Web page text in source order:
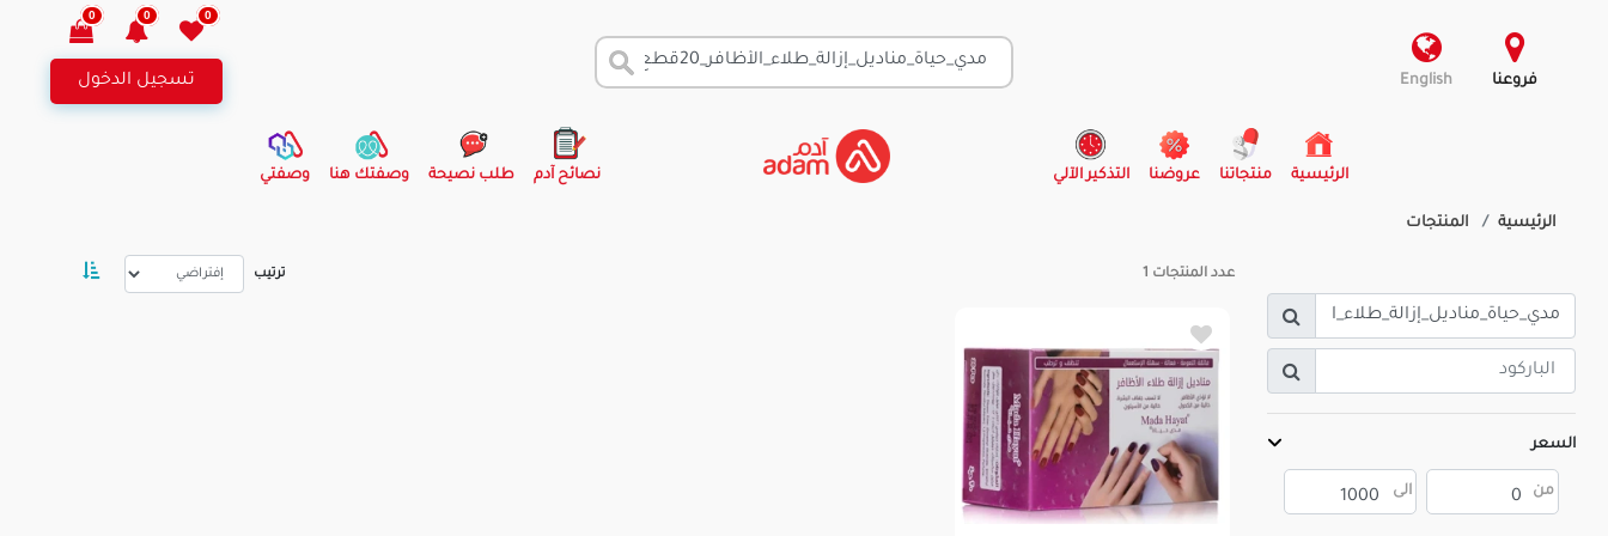
فروعنا English
0
0
0
تسجيل الدخول
الرئيسية
(current) منتجاتنا عروضنا التذكير الآلي نصائح آدم طلب نصيحة وصفتك هنا وصفتي
الرئيسية المنتجات
السعر
عدد المنتجات 1 ترتيب